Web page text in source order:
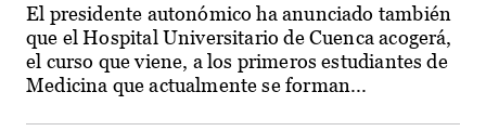
El presidente autonómico ha anunciado también
que el Hospital Universitario de Cuenca acogerá,
el curso que viene, a los primeros estudiantes de
Medicina que actualmente se forman...